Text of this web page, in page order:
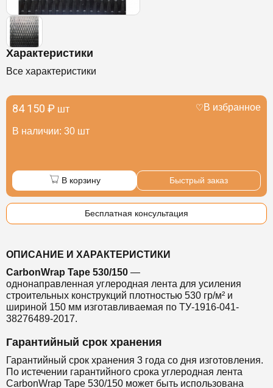
Характеристики
Все характеристики
84 150 ₽ шт
В наличии: 30 шт
В избранное
В корзину Быстрый заказ
Бесплатная консультация
ОПИСАНИЕ И ХАРАКТЕРИСТИКИ
CarbonWrap Tape 530/150 —
однонаправленная углеродная лента для усиления
строительных конструкций плотностью 530 гр/м² и
шириной 150 мм изготавливаемая по ТУ-1916-041-
38276489-2017.
Гарантийный срок хранения
Гарантийный срок хранения 3 года со дня изготовления.
По истечении гарантийного срока углеродная лента
CarbonWrap Tape 530/150 может быть использована